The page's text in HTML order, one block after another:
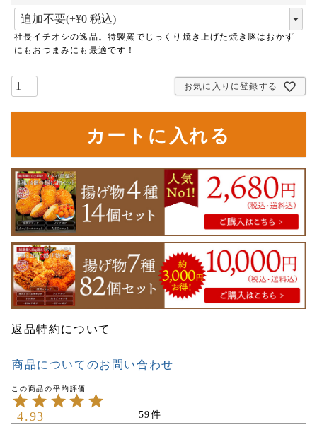
必
須
)
社長イチオシの逸品。特製窯でじっくり焼き上げた焼き豚はおかず
にもおつまみにも最適です！
お気に入りに登録する
カートに入れる
返品特約について
商品についてのお問い合わせ
4.93 59